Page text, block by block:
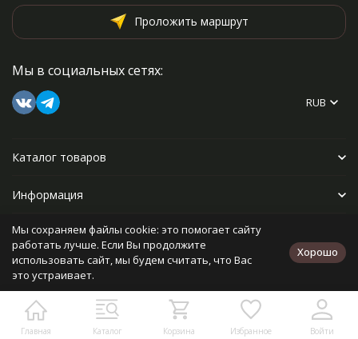
Главная Каталог Корзина Избранное Войти
Проложить маршрут
Мы в социальных сетях:
RUB
Каталог товаров
Информация
Прочее
Политика персональных данных
Разработано в
bodysite.ru
Мы сохраняем файлы cookie: это помогает сайту
работать лучше. Если Вы продолжите
использовать сайт, мы будем считать, что Вас
это устраивает.
Хорошо